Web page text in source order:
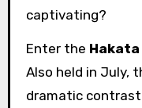
captivating?
Enter the Hakata
Also held in July,
dramatic contrast